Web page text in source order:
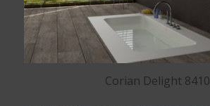
Corian Delight 8410